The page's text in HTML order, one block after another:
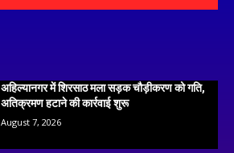
अहिल्यानगर में शिरसाठ मला सड़क चौड़ीकरण को गति,
अतिक्रमण हटाने की कार्रवाई शुरू
August 7, 2026